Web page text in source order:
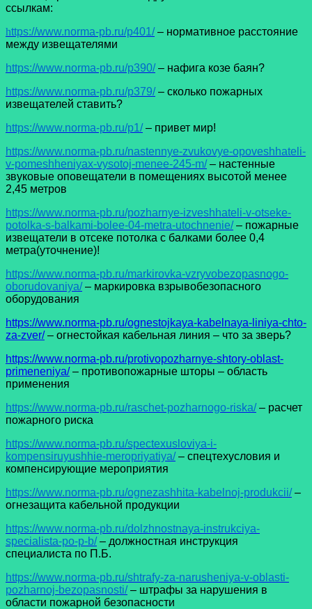
ссылкам:
https://www.norma-pb.ru/p401/– нормативное расстояние
между извещателями
https://www.norma-pb.ru/p390/– нафига козе баян?
https://www.norma-pb.ru/p379/– сколько пожарных
извещателей ставить?
https://www.norma-pb.ru/p1/– привет мир!
https://www.norma-pb.ru/nastennye-zvukovye-opoveshhateli-
v-pomeshheniyax-vysotoj-menee-245-m/– настенные
звуковые оповещатели в помещениях высотой менее
2,45 метров
https://www.norma-pb.ru/pozharnye-izveshhateli-v-otseke-
potolka-s-balkami-bolee-04-metra-utochnenie/– пожарные
извещатели в отсеке потолка с балками более 0,4
метра(уточнение)!
https://www.norma-pb.ru/markirovka-vzryvobezopasnogo-
oborudovaniya/– маркировка взрывобезопасного
оборудования
https://www.norma-pb.ru/ognestojkaya-kabelnaya-liniya-chto-
za-zver/– огнестойкая кабельная линия – что за зверь?
https://www.norma-pb.ru/protivopozharnye-shtory-oblast-
primeneniya/– противопожарные шторы – область
применения
https://www.norma-pb.ru/raschet-pozharnogo-riska/– расчет
пожарного риска
https://www.norma-pb.ru/spectexusloviya-i-
kompensiruyushhie-meropriyatiya/– спецтехусловия и
компенсирующие мероприятия
https://www.norma-pb.ru/ognezashhita-kabelnoj-produkcii/–
огнезащита кабельной продукции
https://www.norma-pb.ru/dolzhnostnaya-instrukciya-
specialista-po-p-b/– должностная инструкция
специалиста по П.Б.
https://www.norma-pb.ru/shtrafy-za-narusheniya-v-oblasti-
pozharnoj-bezopasnosti/– штрафы за нарушения в
области пожарной безопасности